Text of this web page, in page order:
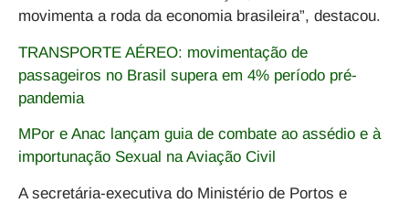
movimenta a roda da economia brasileira”, destacou.
TRANSPORTE AÉREO: movimentação de
passageiros no Brasil supera em 4% período pré-
pandemia
MPor e Anac lançam guia de combate ao assédio e à
importunação Sexual na Aviação Civil
A secretária-executiva do Ministério de Portos e